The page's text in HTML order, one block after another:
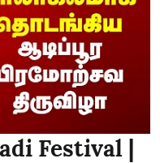
Festival |